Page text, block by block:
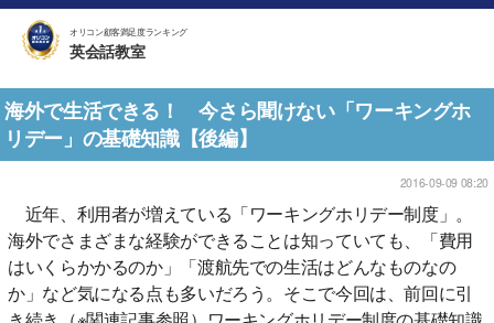
オリコン顧客満足度ランキング
英会話教室
海外で生活できる！ 今さら聞けない「ワーキングホ
リデー」の基礎知識【後編】
2016-09-09 08:20
近年、利用者が増えている「ワーキングホリデー制度」。
海外でさまざまな経験ができることは知っていても、「費用
はいくらかかるのか」「渡航先での生活はどんなものなの
か」など気になる点も多いだろう。そこで今回は、前回に引